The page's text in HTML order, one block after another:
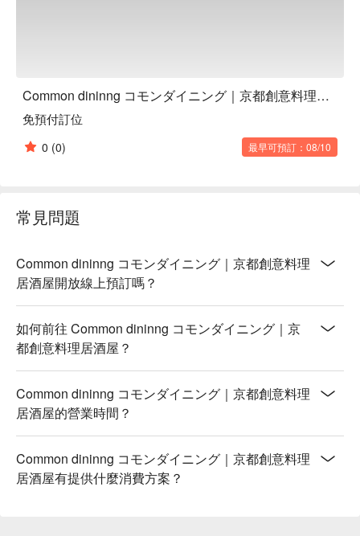
Common dininng コモンダイニング｜京都創意料理居酒屋
免預付訂位
0 (0) 最早可預訂：08/10
常見問題
Common dininng コモンダイニング｜京都創意料理
居酒屋開放線上預訂嗎？
如何前往 Common dininng コモンダイニング｜京
都創意料理居酒屋？
Common dininng コモンダイニング｜京都創意料理
居酒屋的營業時間？
Common dininng コモンダイニング｜京都創意料理
居酒屋有提供什麼消費方案？